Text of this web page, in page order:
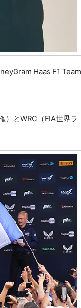
Haas F1 Team
）とWRC（FIA世界ラ